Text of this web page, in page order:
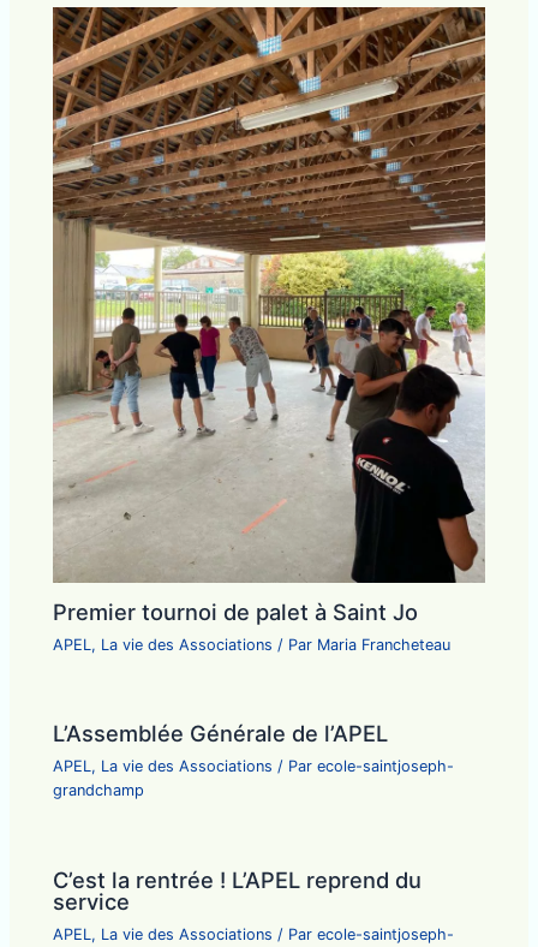
Premier tournoi de palet à Saint Jo
APEL, La vie des Associations / Par Maria Francheteau
L’Assemblée Générale de l’APEL
APEL, La vie des Associations / Parecole-saintjoseph-
grandchamp
C’est la rentrée ! L’APEL reprend du
service
APEL , La vie des Associations / Parecole-saintjoseph-